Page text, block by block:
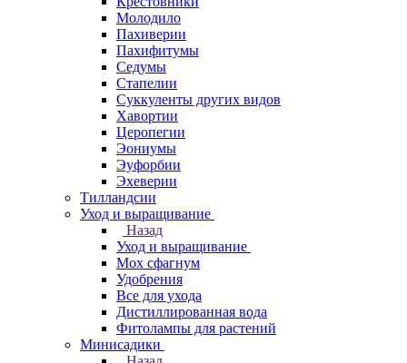
Молодило
Пахиверии
Пахифитумы
Седумы
Стапелии
Суккуленты других видов
Хавортии
Церопегии
Эониумы
Эуфорбии
Эхеверии
Тилландсии
Уход и выращивание
Назад
Уход и выращивание
Мох сфагнум
Удобрения
Все для ухода
Дистиллированная вода
Фитолампы для растений
Минисадики